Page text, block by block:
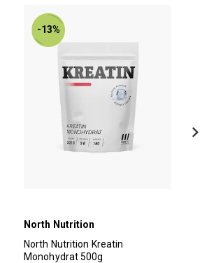
-13%
North Nutrition
North Nutrition Kreatin
Monohydrat 500g